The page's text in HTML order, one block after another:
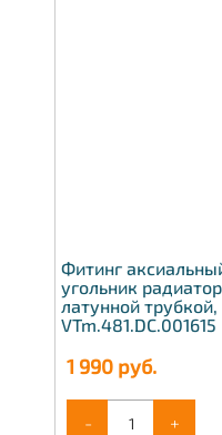
Фитинг
угольник
латунной трубкой,
VTm.481.DC.001615
1 990 руб.
- +